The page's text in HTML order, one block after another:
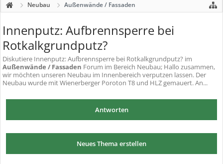
Neubau Außenwände / Fassaden
Innenputz: Aufbrennsperre bei
Rotkalkgrundputz?
Diskutiere Innenputz: Aufbrennsperre bei Rotkalkgrundputz? im
Außenwände / Fassaden Forum im Bereich Neubau; Hallo zusammen,
wir möchten unseren Neubau im Innenbereich verputzen lassen. Der
Neubau wurde mit Wienerberger Poroton T8 und HLZ gemauert. An...
Antworten
Neues Thema erstellen